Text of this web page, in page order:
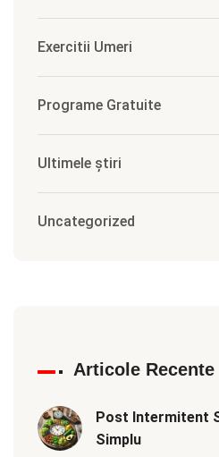
Exercitii Umeri
Programe Gratuite
Ultimele știri
Uncategorized
Articole Recente
Post Intermitent
Simplu